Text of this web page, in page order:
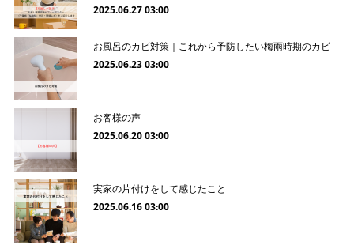
2025.06.27 03:00
お風呂のカビ対策｜これから予防したい梅雨時期のカビ
2025.06.23 03:00
お客様の声
2025.06.20 03:00
実家の片付けをして感じたこと
2025.06.16 03:00